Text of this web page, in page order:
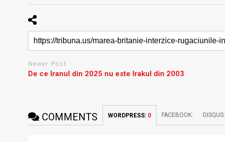
Newer Post
De ce Iranul din 2025 nu este Irakul din 2003
COMMENTS WORDPRESS: 0 FACEBOOK: DISQUS: